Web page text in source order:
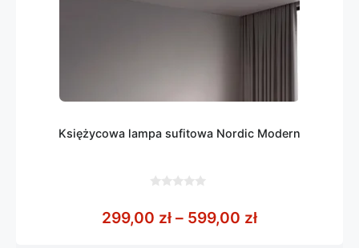
Księżycowa lampa sufitowa Nordic Modern
5
299,00 zł – 599,00 złZakres cen: